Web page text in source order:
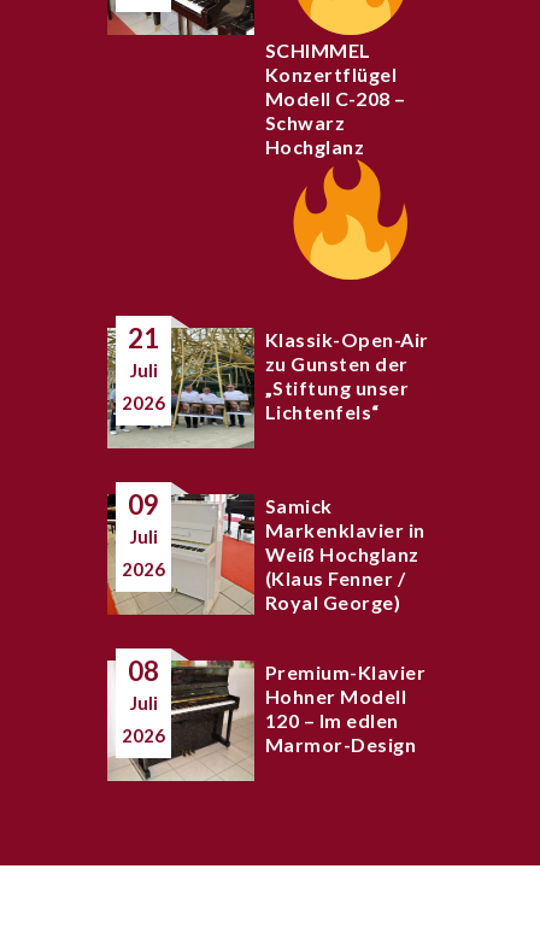
SCHIMMEL
Konzertflügel
Modell C-208 –
Schwarz
Hochglanz
21
Juli
2026
Klassik-Open-Air
zu Gunsten der
„Stiftung unser
Lichtenfels“
09
Juli
2026
Samick
Markenklavier in
Weiß Hochglanz
(Klaus Fenner /
Royal George)
08
Juli
2026
Premium-Klavier
Hohner Modell
120 – Im edlen
Marmor-Design